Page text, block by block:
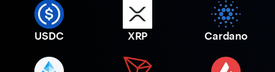
USDC XRP Cardano